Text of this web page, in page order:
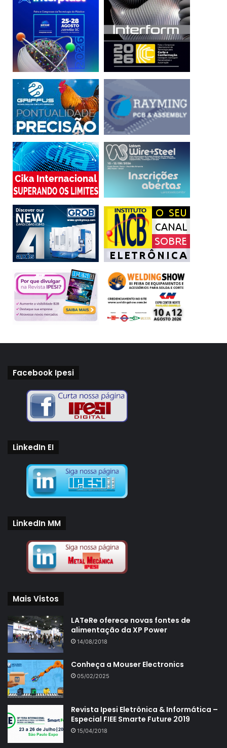
Facebook Ipesi
LinkedIn EI
LinkedIn MM
Mais Vistos
LATeRe oferece novas fontes de
alimentação da XP Power
14/08/2018
Conheça a Mouser Electronics
05/02/2025
Revista Ipesi Eletrônica & Informática –
Especial FIEE Smarte Future 2019
15/04/2018